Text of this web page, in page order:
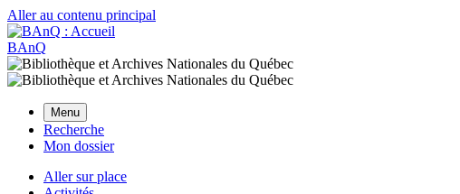
Aller au contenu principal
BAnQ
Menu
Recherche
Mon dossier
Aller sur place